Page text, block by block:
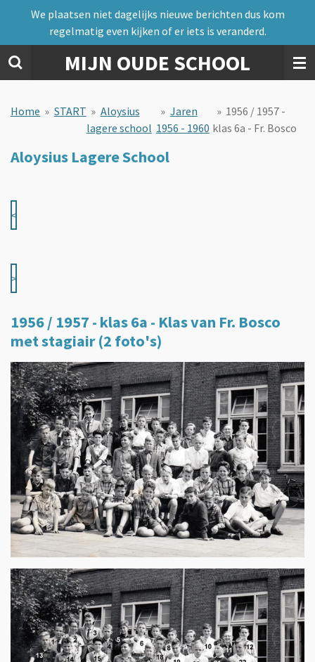
naar
de
hoofdinhoud
MIJN OUDE SCHOOL
We plaatsen niet dagelijks nieuwe berichten dus kom
regelmatig even kijken of er iets is veranderd.
Home » START » Aloysius
lagere school
» Jaren
1956 - 1960
» 1956 / 1957 -
klas 6a - Fr. Bosco
Aloysius Lagere School
<
>
1956 / 1957 - klas 6a - Klas van Fr. Bosco
met stagiair (2 foto's)